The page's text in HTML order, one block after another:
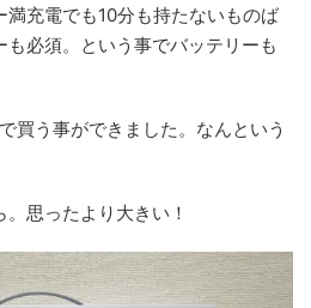
満充電でも10分も持たないものば
必須。という事でバッテリーも
買う事ができました。なんという
思ったより大きい！